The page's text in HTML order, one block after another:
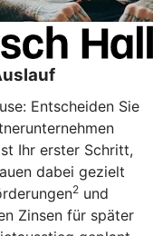
Entscheiden Sie
Ihr erster Schritt,
dabei gezielt
2 und
Zinsen für später